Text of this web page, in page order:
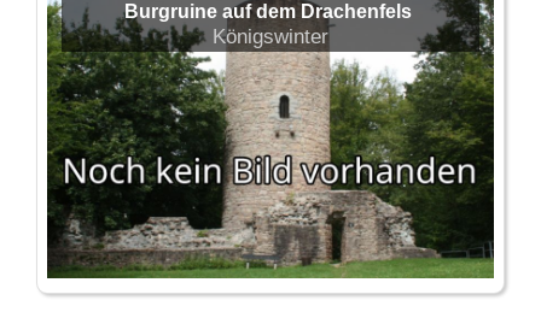
Burgruine auf dem Drachenfels
Königswinter